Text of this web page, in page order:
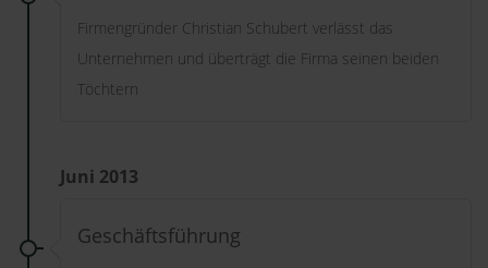
Firmengründer Christian Schubert verlässt das
Unternehmen und überträgt die Firma seinen beiden
Töchtern
Juni 2013
Geschäftsführung